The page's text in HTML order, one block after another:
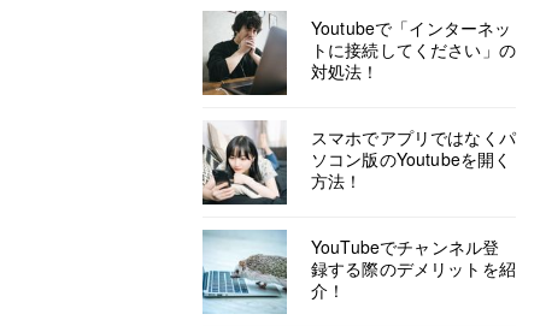
Youtubeで「インターネッ
トに接続してください」の
対処法！
スマホでアプリではなくパ
ソコン版のYoutubeを開く
方法！
YouTubeでチャンネル登
録する際のデメリットを紹
介！